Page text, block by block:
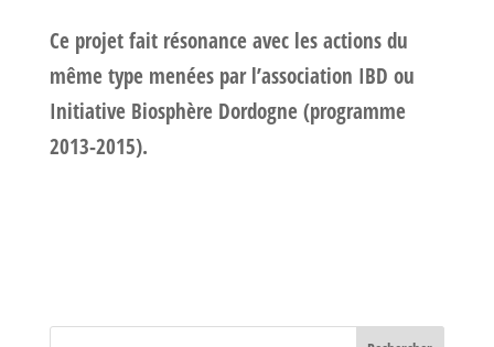
Ce projet fait résonance avec les actions du
même type menées par l’association IBD ou
Initiative Biosphère Dordogne (programme
2013-2015).